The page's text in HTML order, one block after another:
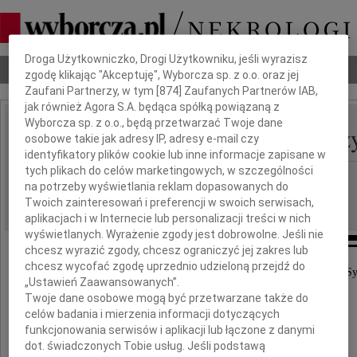
Nekrologi Odeszli Poradnik pogrzebowy
IMIĘ I NAZWISKO: Aleksander Andrzej
REGION: Łódź
DATA EMISJI: 20.09.2017
W czternastą rocznicę śmierci naszego jedynego
Dbamy o Twoją prywatność
Droga Użytkowniczko, Drogi Użytkowniku, jeśli wyrazisz
zgodę klikając "Akceptuję", Wyborcza sp. z o.o. oraz jej
Zaufani Partnerzy, w tym [874 ] Zaufanych Partnerów IAB,
jak również Agora S.A. będąca spółką powiązaną z
Wyborcza sp. z o.o., będą przetwarzać Twoje dane
osobowe takie jak adresy IP, adresy e-mail czy
identyfikatory plików cookie lub inne informacje zapisane w
tych plikach do celów marketingowych, w szczególności
na potrzeby wyświetlania reklam dopasowanych do
Twoich zainteresowań i preferencji w swoich serwisach,
aplikacjach i w Internecie lub personalizacji treści w nich
wyświetlanych. Wyrażenie zgody jest dobrowolne. Jeśli nie
chcesz wyrazić zgody, chcesz ograniczyć jej zakres lub
chcesz wycofać zgodę uprzednio udzieloną przejdź do
„Ustawień Zaawansowanych”.
Twoje dane osobowe mogą być przetwarzane także do
celów badania i mierzenia informacji dotyczących
funkcjonowania serwisów i aplikacji lub łączone z danymi
dot. świadczonych Tobie usług. Jeśli podstawą